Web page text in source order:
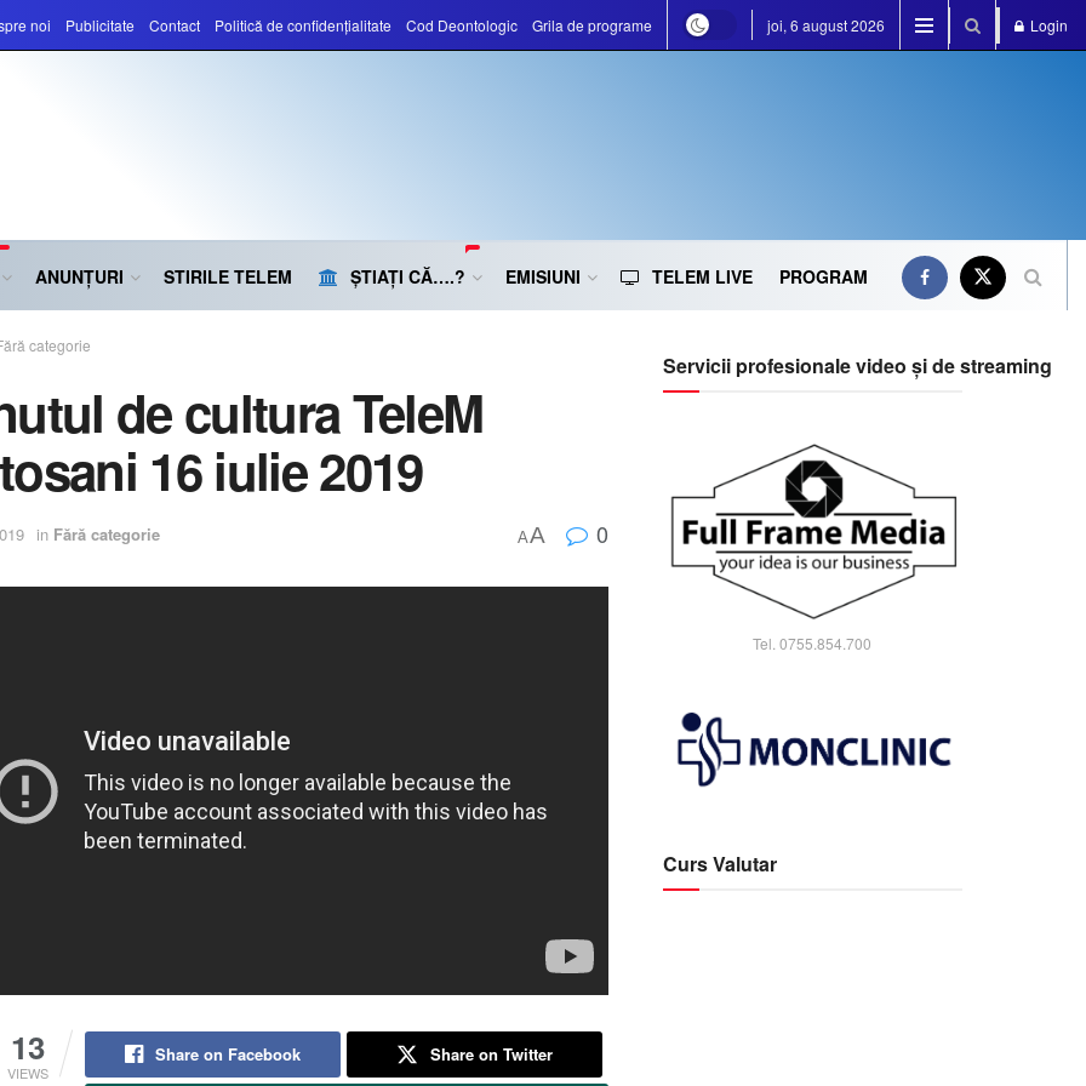
noi Publicitate Contact Politică de confidențialitate Cod Deontologic Grila de programe joi, 6 august 2026 Login
ANUNȚURI STIRILE TELEM ȘTIAȚI CĂ….? EMISIUNI TELEM LIVE PROGRAM
categorie
de cultura TeleM
16 iulie 2019
in Fără categorie AA 0
13
VIEWS
Share on Facebook Share on Twitter
Servicii profesionale video și de streaming
Tel. 0755.854.700
Curs Valutar